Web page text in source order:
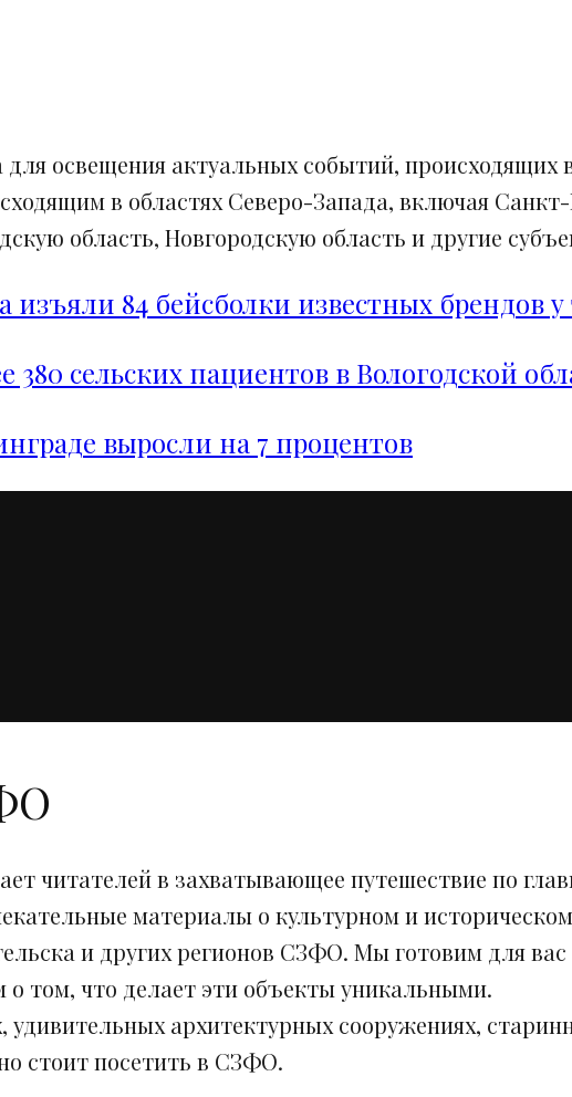
освещения актуальных событий, происходящих
в областях Северо-Запада, включая
область, Новгородскую область и другие
84 бейсболки известных брендов у
сельских пациентов в Вологодской
выросли на 7 процентов
читателей в захватывающее путешествие по
материалы о культурном и
и других регионов СЗФО. Мы готовим для
том, что делает эти объекты уникальными.
удивительных архитектурных сооружениях,
стоит посетить в СЗФО.